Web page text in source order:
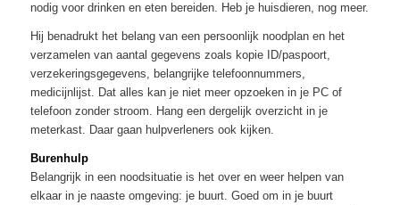
nodig voor drinken en eten bereiden. Heb je huisdieren, nog meer.
Hij benadrukt het belang van een persoonlijk noodplan en het
verzamelen van aantal gegevens zoals kopie ID/paspoort,
verzekeringsgegevens, belangrijke telefoonnummers,
medicijnlijst. Dat alles kan je niet meer opzoeken in je PC of
telefoon zonder stroom. Hang een dergelijk overzicht in je
meterkast. Daar gaan hulpverleners ook kijken.
Burenhulp
Belangrijk in een noodsituatie is het over en weer helpen van
elkaar in je naaste omgeving: je buurt. Goed om in je buurt